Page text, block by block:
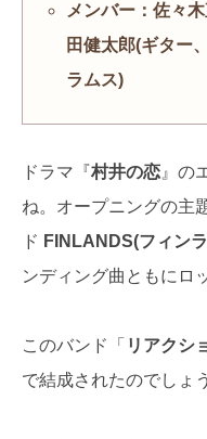
メンバー：佐々
田健太郎(ギター
ラムス)
ドラマ『村井の恋 』の
ね。オープニングの主
ド FINLANDS(フィン
ンディング曲ともにロ
このバンド「 リアクシ
で結成されたのでしょ